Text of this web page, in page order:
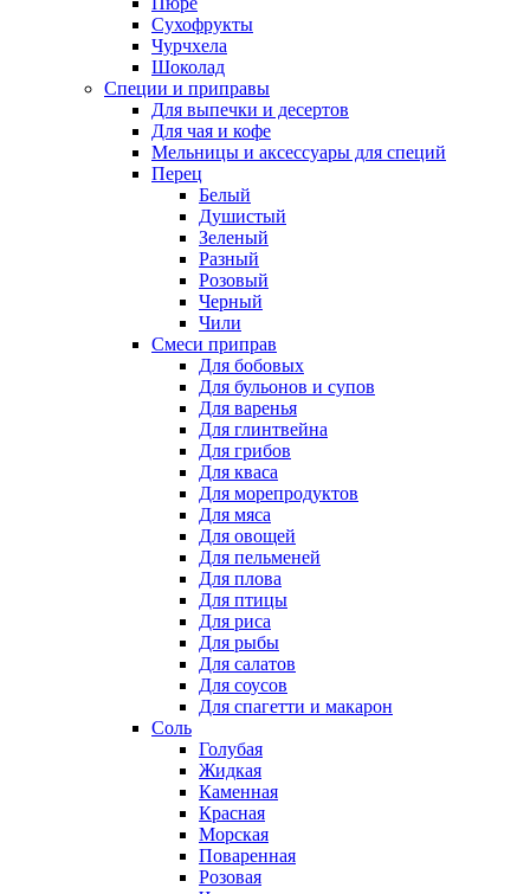
Сухофрукты
Чурчхела
Шоколад
Специи и приправы
Для выпечки и десертов
Для чая и кофе
Мельницы и аксессуары для специй
Перец
Белый
Душистый
Зеленый
Разный
Розовый
Черный
Чили
Смеси приправ
Для бобовых
Для бульонов и супов
Для варенья
Для глинтвейна
Для грибов
Для кваса
Для морепродуктов
Для мяса
Для овощей
Для пельменей
Для плова
Для птицы
Для риса
Для рыбы
Для салатов
Для соусов
Для спагетти и макарон
Соль
Голубая
Жидкая
Каменная
Красная
Морская
Поваренная
Розовая